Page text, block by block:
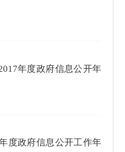
年度政府信息公开年
度政府信息公开工作年